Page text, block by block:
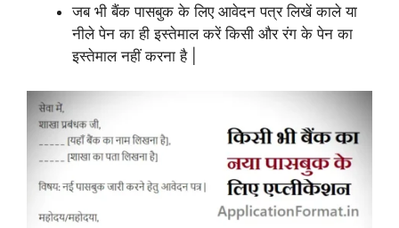
जब भी बैंक पासबुक के लिए आवेदन पत्र लिखें काले या
नीले पेन का ही इस्तेमाल करें किसी और रंग के पेन का
इस्तेमाल नहीं करना है |